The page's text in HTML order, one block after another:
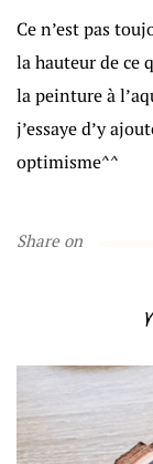
Ce n’est pas
la hauteur de ce
la peinture à
j’essaye d’y
optimisme^^
Share on